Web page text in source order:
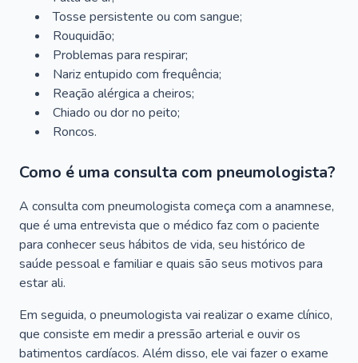
Tosse persistente ou com sangue;
Rouquidão;
Problemas para respirar;
Nariz entupido com frequência;
Reação alérgica a cheiros;
Chiado ou dor no peito;
Roncos.
Como é uma consulta com pneumologista?
A consulta com pneumologista começa com a anamnese,
que é uma entrevista que o médico faz com o paciente
para conhecer seus hábitos de vida, seu histórico de
saúde pessoal e familiar e quais são seus motivos para
estar ali.
Em seguida, o pneumologista vai realizar o exame clínico,
que consiste em medir a pressão arterial e ouvir os
batimentos cardíacos. Além disso, ele vai fazer o exame